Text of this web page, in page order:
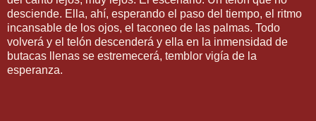
desciende. Ella, ahí, esperando el paso del tiempo, el ritmo
incansable de los ojos, el taconeo de las palmas. Todo
volverá y el telón descenderá y ella en la inmensidad de
butacas llenas se estremecerá, temblor vigía de la
esperanza.